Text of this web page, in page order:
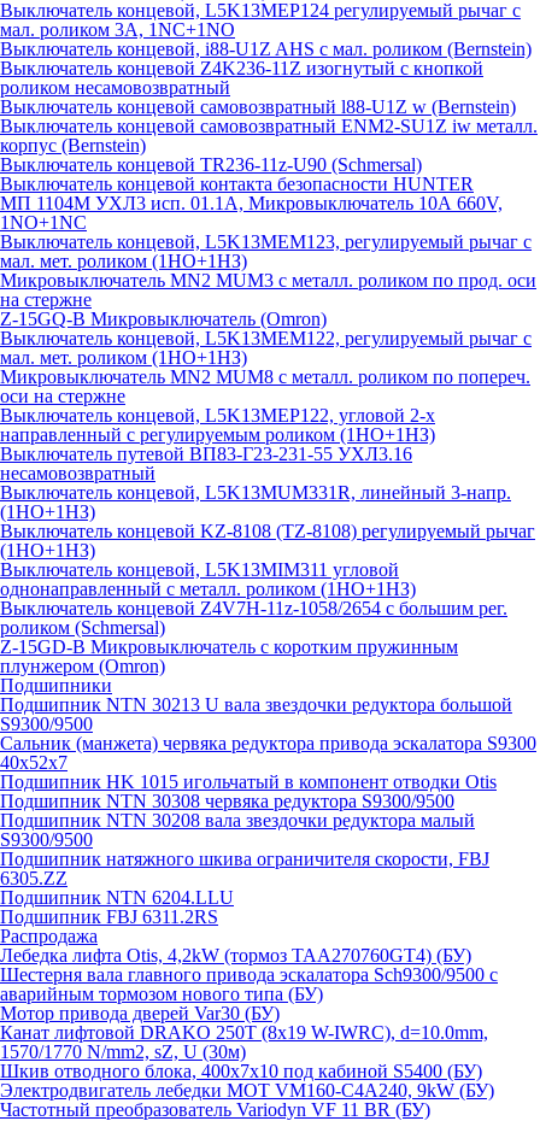
Выключатель концевой, L5K13MEP124 регулируемый рычаг с
мал. роликом 3А, 1NC+1NO
Выключатель концевой, i88-U1Z AHS с мал. роликом (Bernstein)
Выключатель концевой Z4K236-11Z изогнутый с кнопкой
роликом несамовозвратный
Выключатель концевой самовозвратный l88-U1Z w (Bernstein)
Выключатель концевой самовозвратный ENM2-SU1Z iw металл.
корпус (Bernstein)
Выключатель концевой TR236-11z-U90 (Schmersal)
Выключатель концевой контакта безопасности HUNTER
МП 1104М УХЛ3 исп. 01.1А, Микровыключатель 10А 660V,
1NO+1NC
Выключатель концевой, L5K13MEM123, регулируемый рычаг с
мал. мет. роликом (1НО+1НЗ)
Микровыключатель MN2 MUM3 с металл. роликом по прод. оси
на стержне
Z-15GQ-B Микровыключатель (Omron)
Выключатель концевой, L5K13MEM122, регулируемый рычаг с
мал. мет. роликом (1НО+1НЗ)
Микровыключатель MN2 MUM8 с металл. роликом по попереч.
оси на стержне
Выключатель концевой, L5K13MEP122, угловой 2-х
направленный с регулируемым роликом (1НО+1НЗ)
Выключатель путевой ВП83-Г23-231-55 УХЛ3.16
несамовозвратный
Выключатель концевой, L5K13MUM331R, линейный 3-напр.
(1НО+1НЗ)
Выключатель концевой KZ-8108 (TZ-8108) регулируемый рычаг
(1НО+1НЗ)
Выключатель концевой, L5K13MIM311 угловой
однонаправленный с металл. роликом (1НО+1НЗ)
Выключатель концевой Z4V7H-11z-1058/2654 с большим рег.
роликом (Schmersal)
Z-15GD-B Микровыключатель с коротким пружинным
плунжером (Omron)
Подшипники
Подшипник NTN 30213 U вала звездочки редуктора большой
S9300/9500
Сальник (манжета) червяка редуктора привода эскалатора S9300
40х52х7
Подшипник HK 1015 игольчатый в компонент отводки Otis
Подшипник NTN 30308 червяка редуктора S9300/9500
Подшипник NTN 30208 вала звездочки редуктора малый
S9300/9500
Подшипник натяжного шкива ограничителя скорости, FBJ
6305.ZZ
Подшипник NTN 6204.LLU
Подшипник FBJ 6311.2RS
Распродажа
Лебедка лифта Otis, 4,2kW (тормоз TAA270760GT4) (БУ)
Шестерня вала главного привода эскалатора Sch9300/9500 с
аварийным тормозом нового типа (БУ)
Мотор привода дверей Var30 (БУ)
Канат лифтовой DRAKO 250T (8x19 W-IWRC), d=10.0mm,
1570/1770 N/mm2, sZ, U (30м)
Шкив отводного блока, 400х7х10 под кабиной S5400 (БУ)
Электродвигатель лебедки MOT VM160-C4A240, 9kW (БУ)
Частотный преобразователь Variodyn VF 11 BR (БУ)